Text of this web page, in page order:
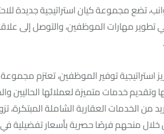
تطوير مهارات الموظفين، والتوصل إلى
استراتيجية توفير الموظفين، تعتزم
وتقديم خدمات متميزة لعملائها
من الخدمات العقارية الشاملة
منحهم فرصًا حصرية بأسعار تفضيلية في